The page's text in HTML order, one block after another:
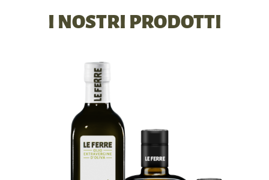
I NOSTRI PRODOTTI